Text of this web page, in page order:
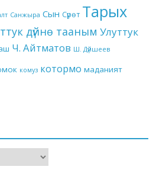
Санжыра Сын Сүрөт Тарых
дүйнө тааным Улуттук
Ч. Айтматов Ш. Дүйшеев
комуз котормо маданият